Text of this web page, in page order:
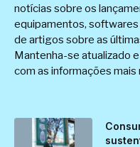
notícias sobre os
equipamentos,
de artigos sobre as
Mantenha-se atualizado
com as informações